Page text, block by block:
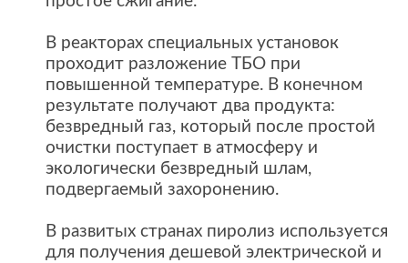
В реакторах специальных установок
проходит разложение ТБО при
повышенной температуре. В конечном
результате получают два продукта:
безвредный газ, который после простой
очистки поступает в атмосферу и
экологически безвредный шлам,
подвергаемый захоронению.
В развитых странах пиролиз используется
для получения дешевой электрической и